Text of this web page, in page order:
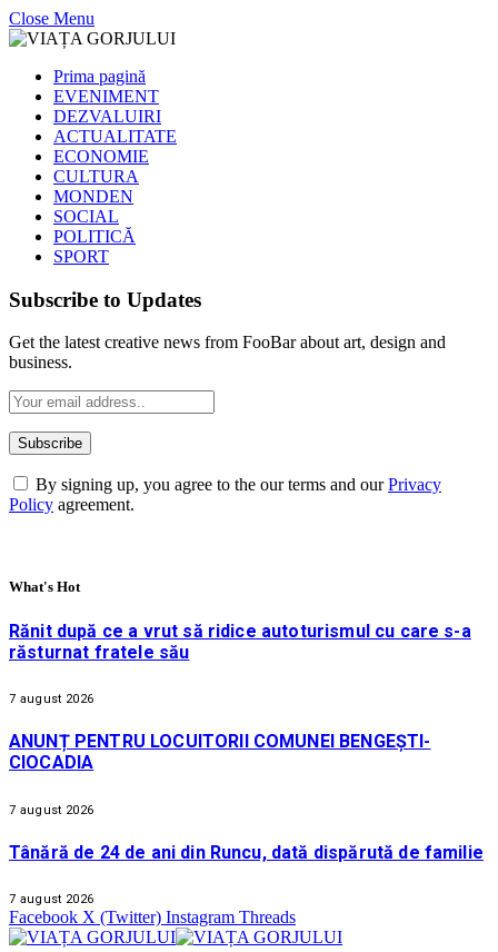
Close Menu
Prima pagină
EVENIMENT
DEZVALUIRI
ACTUALITATE
ECONOMIE
CULTURA
MONDEN
SOCIAL
POLITICĂ
SPORT
Subscribe to Updates
Get the latest creative news from FooBar about art, design and
business.
By signing up, you agree to the our terms and ourPrivacy
Policy agreement.
What's Hot
Rănit după ce a vrut să ridice autoturismul cu care s-a
răsturnat fratele său
7 august 2026
ANUNȚ PENTRU LOCUITORII COMUNEI BENGEȘTI-
CIOCADIA
7 august 2026
Tânără de 24 de ani din Runcu, dată dispărută de familie
7 august 2026
Facebook X (Twitter) Instagram Threads